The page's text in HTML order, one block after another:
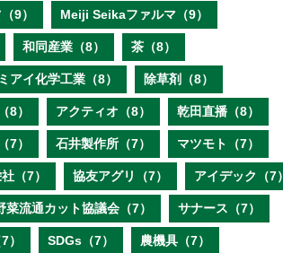
9） Meiji Seikaファルマ（9）
和同産業（8） 茶（8）
アイ化学工業（8） 除草剤（8）
8） アクティオ（8） 乾田直播（8）
7） 石井製作所（7） マツモト（7）
（7） 協友アグリ（7） アイデック（7）
菜流通カット協議会（7） サナース（7）
） SDGs（7） 農機具（7）